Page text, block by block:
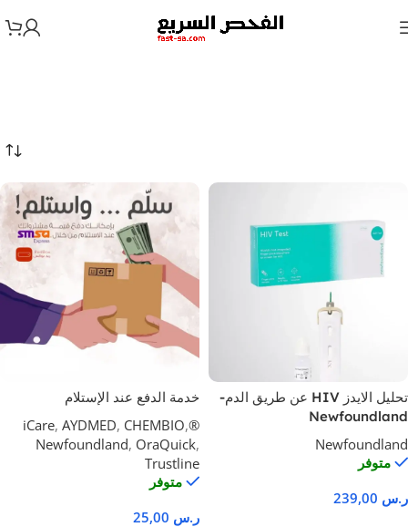
تحليل الايدز HIV عن طريق الدم-
Newfoundland
Newfoundland
متوفر
ر.س
خدمة الدفع عند الإستلام
®iCare
, AYDMED, CHEMBIO,
Newfoundland, OraQuick,
Trustline
متوفر
ر.س